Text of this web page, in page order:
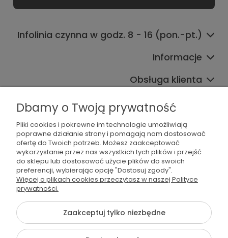
Infolinia czynna w godz. 8 - 16 (pon.-pt.)
Informacje
Obsługa klienta
Współpraca
536 042 061
Dbamy o Twoją prywatność
Pliki cookies i pokrewne im technologie umożliwiają
poprawne działanie strony i pomagają nam dostosować
ofertę do Twoich potrzeb. Możesz zaakceptować
wykorzystanie przez nas wszystkich tych plików i przejść
do sklepu lub dostosować użycie plików do swoich
preferencji, wybierając opcję "Dostosuj zgody".
Więcej o plikach cookies przeczytasz w naszej Polityce
prywatności.
Zaakceptuj tylko niezbędne